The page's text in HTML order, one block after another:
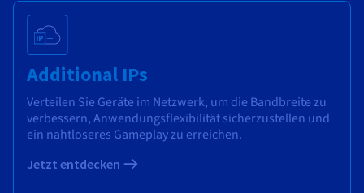
Additional IPs
Verteilen Sie Geräte im Netzwerk, um die Bandbreite zu
verbessern, Anwendungsflexibilität sicherzustellen und
ein nahtloseres Gameplay zu erreichen.
Jetzt entdecken